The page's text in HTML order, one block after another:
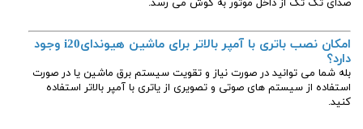
صدای تک تک از داخل موتور به گوش می رسد.
امکان نصب باتری با آمپر بالاتر برای ماشین هیوندایi20 وجود
دارد؟
بله شما می توانید در صورت نیاز و تقویت سیستم برق ماشین یا در صورت
استفاده از سیستم های صوتی و تصویری از یاتری با آمپر بالاتر استفاده
کنید.